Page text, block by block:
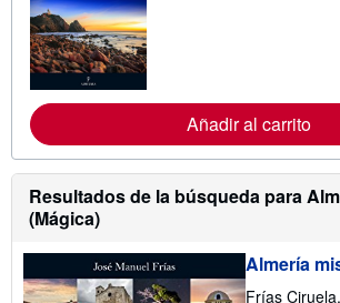
a
ó
o
l
Añadir al carrito
Resultados de la búsqueda para
(Mágica)
Almería
Frías